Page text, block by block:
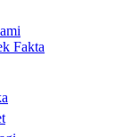
Fakta